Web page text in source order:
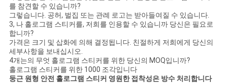
를 참견할 수 있습니까?
그렇습니다. 공허, 벌집 또는 관례 로고는 받아들여질 수 있습니다.
3, 나 홀로그램 스티커를, 저희를 인용할 수 있습니까 당신은 필요로
합니까?
가격은 크기 및 삽화에 의해 결정됩니다. 친절하게 저희에게 당신의
세부사항을 보내십시오.
4개는의 무엇 홀로그램 스티커를 위한 당신의 MOQ입니까?
홀로그램 스티커를 위한 1000 조각입니다
둥근 원형 안전 홀로그램 스티커 영원한 접착성은 방수 처리합니다